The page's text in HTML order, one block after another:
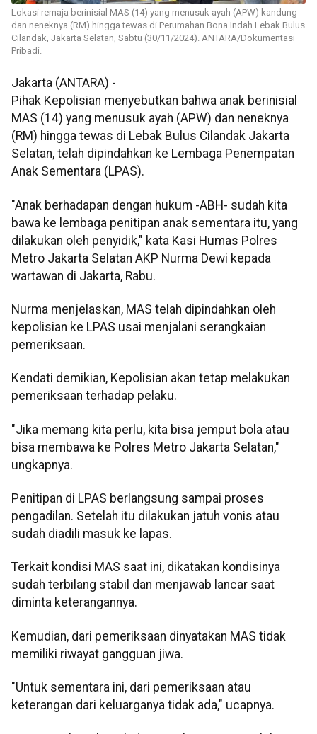
Lokasi remaja berinisial MAS (14) yang menusuk ayah (APW) kandung
dan neneknya (RM) hingga tewas di Perumahan Bona Indah Lebak Bulus
Cilandak, Jakarta Selatan, Sabtu (30/11/2024). ANTARA/Dokumentasi
Pribadi.
Jakarta (ANTARA) -
Pihak Kepolisian menyebutkan bahwa anak berinisial
MAS (14) yang menusuk ayah (APW) dan neneknya
(RM) hingga tewas di Lebak Bulus Cilandak Jakarta
Selatan, telah dipindahkan ke Lembaga Penempatan
Anak Sementara (LPAS).
"Anak berhadapan dengan hukum -ABH- sudah kita
bawa ke lembaga penitipan anak sementara itu, yang
dilakukan oleh penyidik," kata Kasi Humas Polres
Metro Jakarta Selatan AKP Nurma Dewi kepada
wartawan di Jakarta, Rabu.
Nurma menjelaskan, MAS telah dipindahkan oleh
kepolisian ke LPAS usai menjalani serangkaian
pemeriksaan.
Kendati demikian, Kepolisian akan tetap melakukan
pemeriksaan terhadap pelaku.
"Jika memang kita perlu, kita bisa jemput bola atau
bisa membawa ke Polres Metro Jakarta Selatan,"
ungkapnya.
Penitipan di LPAS berlangsung sampai proses
pengadilan. Setelah itu dilakukan jatuh vonis atau
sudah diadili masuk ke lapas.
Terkait kondisi MAS saat ini, dikatakan kondisinya
sudah terbilang stabil dan menjawab lancar saat
diminta keterangannya.
Kemudian, dari pemeriksaan dinyatakan MAS tidak
memiliki riwayat gangguan jiwa.
"Untuk sementara ini, dari pemeriksaan atau
keterangan dari keluarganya tidak ada," ucapnya.